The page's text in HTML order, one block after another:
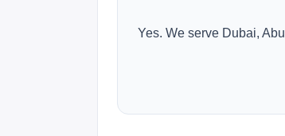
Yes. We serve Dubai,